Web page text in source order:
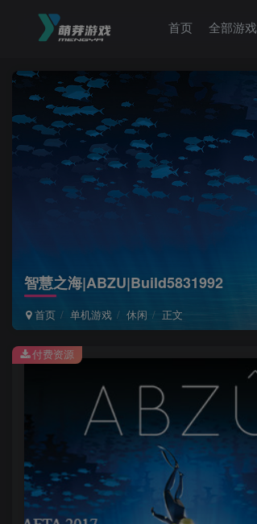
首页 全部游戏
智慧之海|ABZU|Build5831992
首页 单机游戏 休闲 正文
付费资源